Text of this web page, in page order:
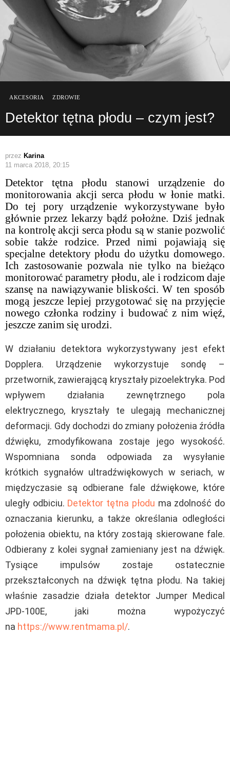
AKCESORIA ZDROWIE
Detektor tętna płodu – czym jest?
przez Karina
11 marca 2018, 20:15
Detektor tętna płodu stanowi urządzenie do
monitorowania akcji serca płodu w łonie matki.
Do tej pory urządzenie wykorzystywane było
głównie przez lekarzy bądź położne. Dziś jednak
na kontrolę akcji serca płodu są w stanie pozwolić
sobie także rodzice. Przed nimi pojawiają się
specjalne detektory płodu do użytku domowego.
Ich zastosowanie pozwala nie tylko na bieżąco
monitorować parametry płodu, ale i rodzicom daje
szansę na nawiązywanie bliskości. W ten sposób
mogą jeszcze lepiej przygotować się na przyjęcie
nowego członka rodziny i budować z nim więź,
jeszcze zanim się urodzi.
W działaniu detektora wykorzystywany jest efekt
Dopplera. Urządzenie wykorzystuje sondę –
przetwornik, zawierającą kryształy pizoelektryka. Pod
wpływem działania zewnętrznego pola
elektrycznego, kryształy te ulegają mechanicznej
deformacji. Gdy dochodzi do zmiany położenia źródła
dźwięku, zmodyfikowana zostaje jego wysokość.
Wspomniana sonda odpowiada za wysyłanie
krótkich sygnałów ultradźwiękowych w seriach, w
międzyczasie są odbierane fale dźwiękowe, które
uległy odbiciu. Detektor tętna płodu ma zdolność do
oznaczania kierunku, a także określania odległości
położenia obiektu, na który zostają skierowane fale.
Odbierany z kolei sygnał zamieniany jest na dźwięk.
Tysiące impulsów zostaje ostatecznie
przekształconych na dźwięk tętna płodu. Na takiej
właśnie zasadzie działa detektor Jumper Medical
JPD-100E, jaki można wypożyczyć
na https://www.rentmama.pl/.